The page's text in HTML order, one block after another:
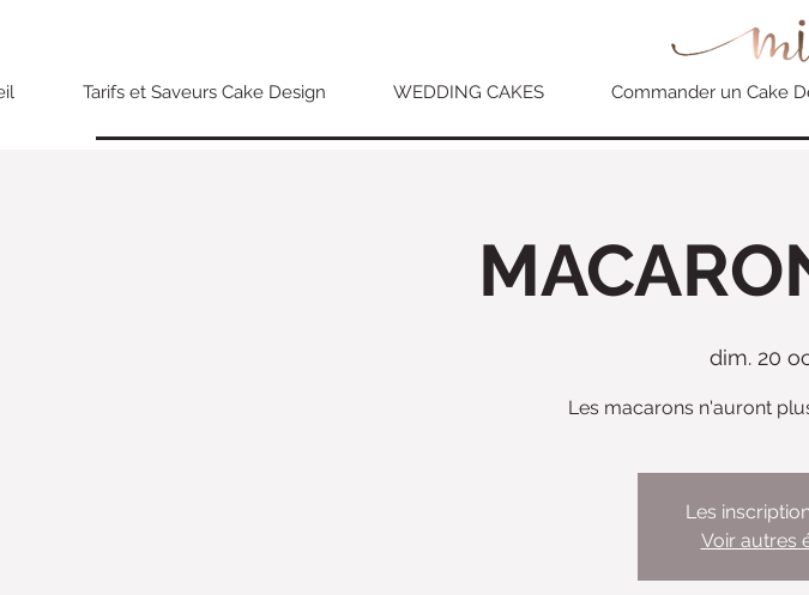
Tarifs et Saveurs Cake Design WEDDING CAKES Commander un Cake
dim. 20
Les macarons n'auront
Les
Voir autres